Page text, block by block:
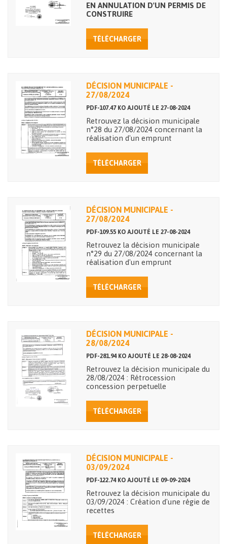
EN ANNULATION D'UN PERMIS DE
CONSTRUIRE
TÉLÉCHARGER
DÉCISION MUNICIPALE -
27/08/2024
PDF-107.47 KO AJOUTÉ LE 27-08-2024
Retrouvez la décision municipale
n°28 du 27/08/2024 concernant la
réalisation d'un emprunt
TÉLÉCHARGER
DÉCISION MUNICIPALE -
27/08/2024
PDF-109.55 KO AJOUTÉ LE 27-08-2024
Retrouvez la décision municipale
n°29 du 27/08/2024 concernant la
réalisation d'un emprunt
TÉLÉCHARGER
DÉCISION MUNICIPALE -
28/08/2024
PDF-281.94 KO AJOUTÉ LE 28-08-2024
Retrouvez la décision municipale du
28/08/2024 : Rétrocession
concession perpetuelle
TÉLÉCHARGER
DÉCISION MUNICIPALE -
03/09/2024
PDF-122.74 KO AJOUTÉ LE 09-09-2024
Retrouvez la décision municipale du
03/09/2024 : Création d'une régie de
recettes
TÉLÉCHARGER